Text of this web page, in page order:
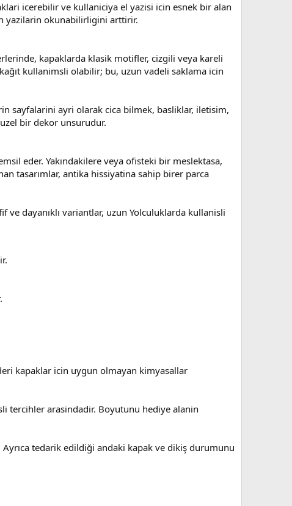
icerebilir ve kullaniciya el yazisi icin esnek bir alan
yazilarin okunabilirligini arttirir.
kapaklarda klasik motifler, cizgili veya kareli
kullanimsli olabilir; bu, uzun vadeli saklama icin
sayfalarini ayri olarak cica bilmek, basliklar, iletisim,
bir dekor unsurudur.
eder. Yakındakilere veya ofisteki bir meslektasa,
tasarımlar, antika hissiyatina sahip birer parca
dayanıklı variantlar, uzun Yolculuklarda kullanisli
kapaklar icin uygun olmayan kimyasallar
tercihler arasindadir. Boyutunu hediye alanin
tedarik edildiği andaki kapak ve dikiş durumunu